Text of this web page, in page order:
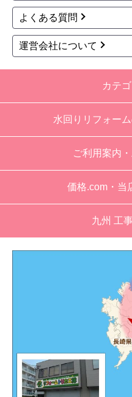
保障期間の説明もHP
いるがメーカー保証が
明があった。HPには
むとなっていたが、ど
が悪かったが室外機の
客先が高齢の女性だっ
エアコン専門の担当べ
た。
メールだとは知らず、
エアコンが２００V対
業務用なのでコンセン
事業者が買いに行く始
別の部屋もお願いした
akagenoane
よくある質問
運営会社について
カテ
水回りリフォー
ご利用案内
価格.com・当
九州 工